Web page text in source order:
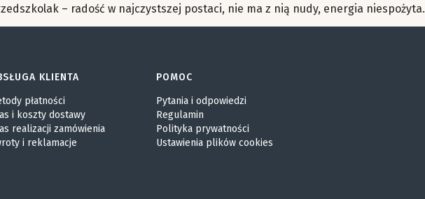
– radość w najczystszej postaci, nie ma z nią nudy, energia niespożyta.
KLIENTA
płatności
i koszty dostawy
realizacji zamówienia
i reklamacje
POMOC
Pytania i odpowiedzi
Regulamin
Polityka prywatności
Ustawienia plików cookies